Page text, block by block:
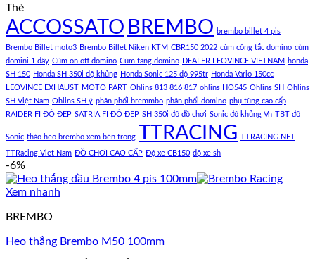
Thẻ
ACCOSSATO BREMBO brembo billet 4 pis
Brembo Billet moto3 Brembo Billet Niken KTM CBR150 2022 cùm công tắc domino cùm
domini 1 dây Cùm on off domino Cùm tăng domino DEALER LEOVINCE VIETNAM honda
SH 150 Honda SH 350i độ khủng Honda Sonic 125 độ 995tr Honda Vario 150cc
LEOVINCE EXHAUST MOTO PART Ohlins 813 816 817 ohlins HO545 Ohlins SH Ohlins
SH Việt Nam Ohlins SH ý phân phối bremmbo phân phối domino phụ tùng cao cấp
RAIDER FI ĐỘ ĐẸP SATRIA FI ĐỘ ĐẸP SH 350i độ đồ chơi Sonic độ khủng Vn TBT độ
Sonic tháo heo brembo xem bên trong TTRACING TTRACING.NET
TTRacing Viet Nam ĐỒ CHƠI CAO CẤP Độ xe CB150 độ xe sh
-6%
Xem nhanh
BREMBO
Heo thắng Brembo M50 100mm